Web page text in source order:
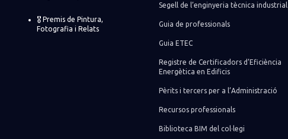
🎖️ Premis de Pintura,
Fotografia i Relats
Segell de l’enginyeria tècnica industrial
Guia de professionals
Guia ETEC
Registre de Certificadors d’Eficiència
Energètica en Edificis
Pèrits i tercers per a l’Administració
Recursos professionals
Biblioteca BIM del col·legi